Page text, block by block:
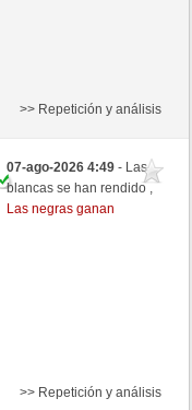
>> Repetición y análisis
07-ago-2026 4:49- Las
blancas se han rendido ,
Las negras ganan
>> Repetición y análisis